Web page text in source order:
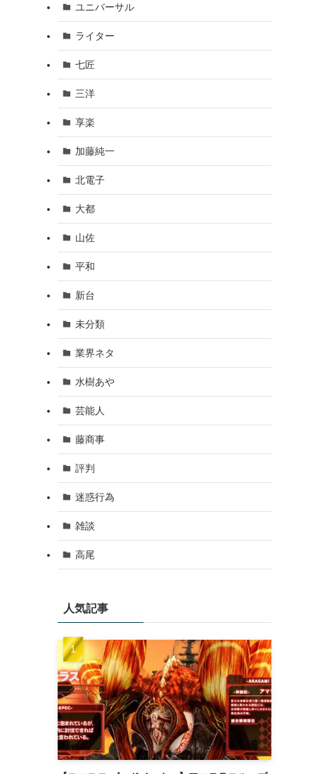
ユニバーサル
ライター
七匠
三洋
享楽
加藤純一
北電子
大都
山佐
平和
新台
未分類
業界ネタ
水樹あや
芸能人
藤商事
評判
迷惑行為
雑談
高尾
人気記事